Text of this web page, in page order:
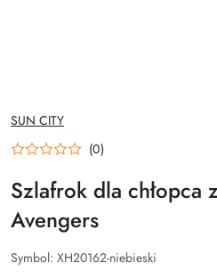
NAZWA
PRODUCENTA:
SUN CITY
(0)
Szlafrok dla chłopca
Avengers
Symbol: XH20162-niebieski